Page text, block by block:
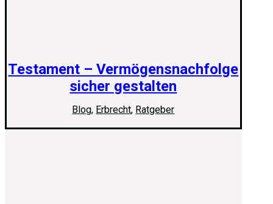
Testament – Vermögensnachfolge
sicher gestalten
Blog, Erbrecht, Ratgeber